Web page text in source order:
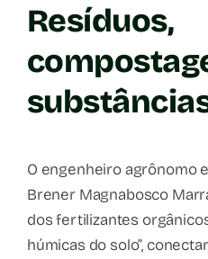
Resíduos,
O engenheiro agrônomo
Brener Magnabosco
dos fertilizantes
húmicas do solo”,